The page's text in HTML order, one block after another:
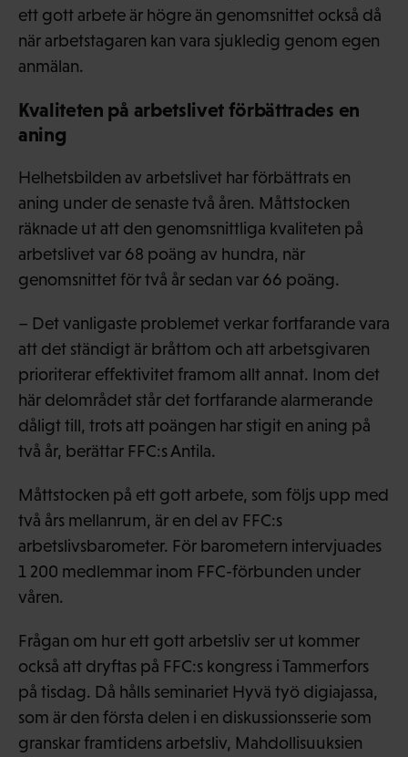
ett gott arbete är högre än genomsnittet också då
när arbetstagaren kan vara sjukledig genom egen
anmälan.
Kvaliteten på arbetslivet förbättrades en
aning
Helhetsbilden av arbetslivet har förbättrats en
aning under de senaste två åren. Måttstocken
räknade ut att den genomsnittliga kvaliteten på
arbetslivet var 68 poäng av hundra, när
genomsnittet för två år sedan var 66 poäng.
– Det vanligaste problemet verkar fortfarande vara
att det ständigt är bråttom och att arbetsgivaren
prioriterar effektivitet framom allt annat. Inom det
här delområdet står det fortfarande alarmerande
dåligt till, trots att poängen har stigit en aning på
två år, berättar FFC:s Antila.
Måttstocken på ett gott arbete, som följs upp med
två års mellanrum, är en del av FFC:s
arbetslivsbarometer. För barometern intervjuades
1 200 medlemmar inom FFC-förbunden under
våren.
Frågan om hur ett gott arbetsliv ser ut kommer
också att dryftas på FFC:s kongress i Tammerfors
på tisdag. Då hålls seminariet Hyvä työ digiajassa,
som är den första delen i en diskussionsserie som
granskar framtidens arbetsliv, Mahdollisuuksien